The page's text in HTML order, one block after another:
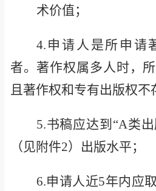
术价值；
4. 申请人 是所申请
者。著作权属多人时，
且著作权和专有出版权不
5.书稿应达到 “A类
（见附件2）出版水平；
6.申请人近5年内应